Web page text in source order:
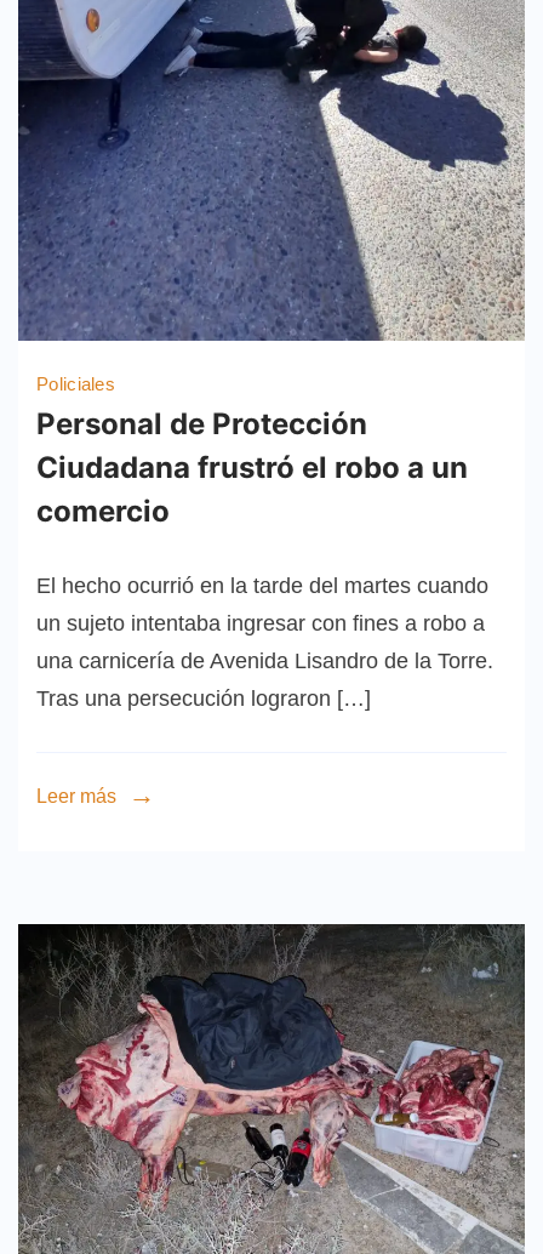
Policiales
Personal de Protección
Ciudadana frustró el robo a un
comercio
El hecho ocurrió en la tarde del martes cuando
un sujeto intentaba ingresar con fines a robo a
una carnicería de Avenida Lisandro de la Torre.
Tras una persecución lograron […]
Leer más